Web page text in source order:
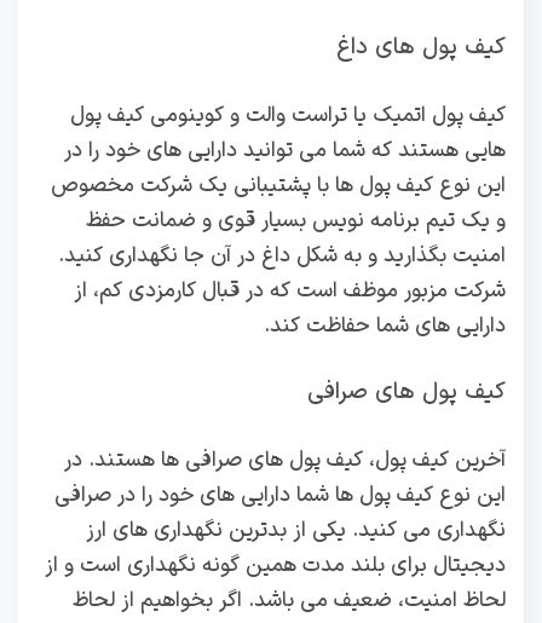
کیف پول های داغ
کیف پول اتمیک یا تراست والت و کوینومی کیف پول
هایی هستند که شما می توانید دارایی های خود را در
این نوع کیف پول ها با پشتیبانی یک شرکت مخصوص
و یک تیم برنامه نویس بسیار قوی و ضمانت حفظ
امنیت بگذارید و به شکل داغ در آن جا نگهداری کنید.
شرکت مزبور موظف است که در قبال کارمزدی کم، از
دارایی های شما حفاظت کند.
کیف پول های صرافی
آخرین کیف پول، کیف پول های صرافی ها هستند. در
این نوع کیف پول ها شما دارایی‌ های خود را در صرافی
نگهداری می کنید. یکی از بدترین نگهداری های ارز
دیجیتال برای بلند مدت همین گونه نگهداری است و از
لحاظ امنیت، ضعیف می باشد. اگر بخواهیم از لحاظ